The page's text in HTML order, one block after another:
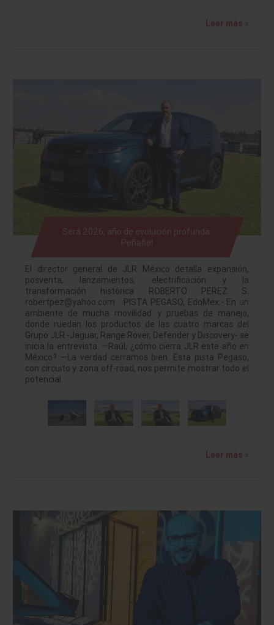
Leer más »
Será 2026, año de evolución profunda:
Peñafiel
El director general de JLR México detalla expansión,
posventa, lanzamientos, electrificación y la
transformación histórica ROBERTO PEREZ S.
robertpez@yahoo.com PISTA PEGASO, EdoMex.- En un
ambiente de mucha movilidad y pruebas de manejo,
donde ruedan los productos de las cuatro marcas del
Grupo JLR -Jaguar, Range Rover, Defender y Discovery- se
inicia la entrevista. —Raúl, ¿cómo cierra JLR este año en
México? —La verdad cerramos bien. Esta pista Pegaso,
con circuito y zona off-road, nos permite mostrar todo el
potencial…
Leer más »